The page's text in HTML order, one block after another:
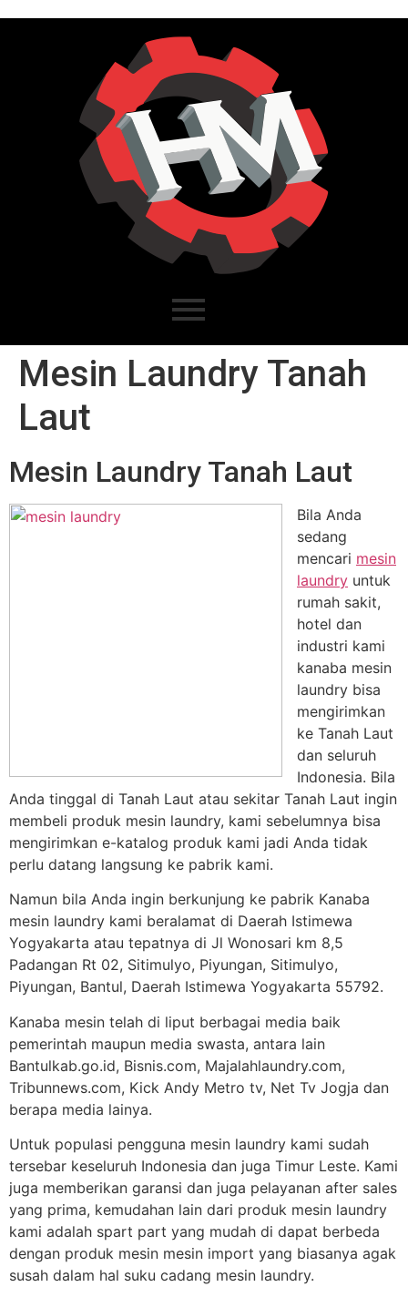
Mesin Laundry Tanah
Laut
Mesin Laundry Tanah Laut
Bila Anda
sedang
mencari mesin
laundry untuk
rumah sakit,
hotel dan
industri kami
kanaba mesin
laundry bisa
mengirimkan
ke Tanah Laut
dan seluruh
Indonesia. Bila
Anda tinggal di Tanah Laut atau sekitar Tanah Laut ingin
membeli produk mesin laundry, kami sebelumnya bisa
mengirimkan e-katalog produk kami jadi Anda tidak
perlu datang langsung ke pabrik kami.
Namun bila Anda ingin berkunjung ke pabrik Kanaba
mesin laundry kami beralamat di Daerah Istimewa
Yogyakarta atau tepatnya di Jl Wonosari km 8,5
Padangan Rt 02, Sitimulyo, Piyungan, Sitimulyo,
Piyungan, Bantul, Daerah Istimewa Yogyakarta 55792.
Kanaba mesin telah di liput berbagai media baik
pemerintah maupun media swasta, antara lain
Bantulkab.go.id, Bisnis.com, Majalahlaundry.com,
Tribunnews.com, Kick Andy Metro tv, Net Tv Jogja dan
berapa media lainya.
Untuk populasi pengguna mesin laundry kami sudah
tersebar keseluruh Indonesia dan juga Timur Leste. Kami
juga memberikan garansi dan juga pelayanan after sales
yang prima, kemudahan lain dari produk mesin laundry
kami adalah spart part yang mudah di dapat berbeda
dengan produk mesin mesin import yang biasanya agak
susah dalam hal suku cadang mesin laundry.